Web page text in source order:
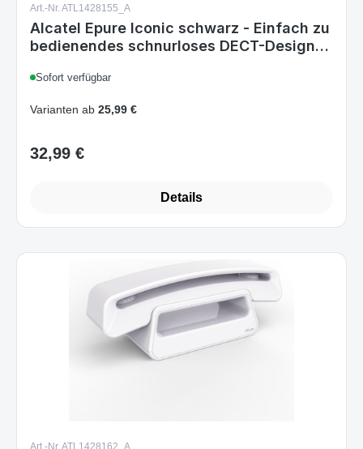
Art.-Nr. ATL1428155_A
Alcatel Epure Iconic schwarz - Einfach zu
bedienendes schnurloses DECT-Design-
Schutz vor unerwünschten Anrufen Ohne
Sofort verfügbar
Varianten ab 25,99 €
Regulärer Preis:
32,99 €
Details
Art.-Nr. ATL1428162_A